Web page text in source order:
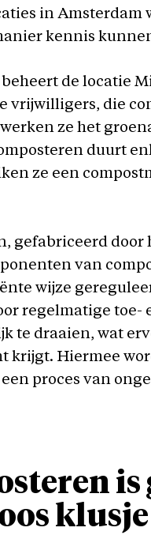
in Amsterdam
kennis
de locatie
vrijwilligers, die
ze het
duurt
ze een
gefabriceerd door
van
wijze
regelmatige toe-
te draaien, wat
krijgt. Hiermee
proces van
is
klusje